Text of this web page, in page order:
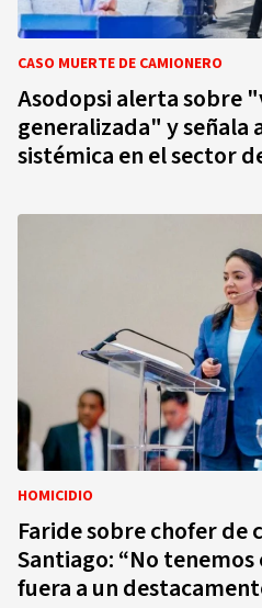
CASO MUERTE DE CAMIONERO
Asodopsi alerta sobre
generalizada" y señala
sistémica en el sector
HOMICIDIO
Faride sobre chofer de
Santiago: “No
fuera a un